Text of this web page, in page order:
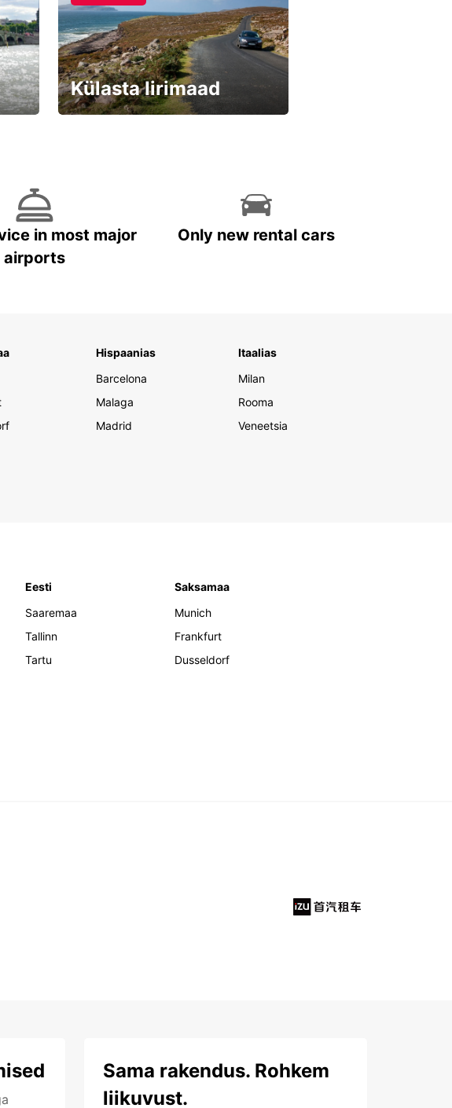
Külasta Iirimaad
in most major
airports
Only new rental cars
Hispaanias
Barcelona
Malaga
Madrid
Itaalias
Milan
Rooma
Veneetsia
Eesti
Saaremaa
Tallinn
Tartu
Saksamaa
Munich
Frankfurt
Dusseldorf
Sama rakendus. Rohkem
liikuvust.